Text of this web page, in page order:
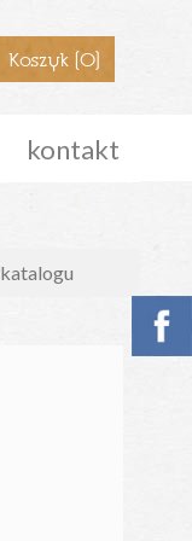
Koszyk (0)
kontakt